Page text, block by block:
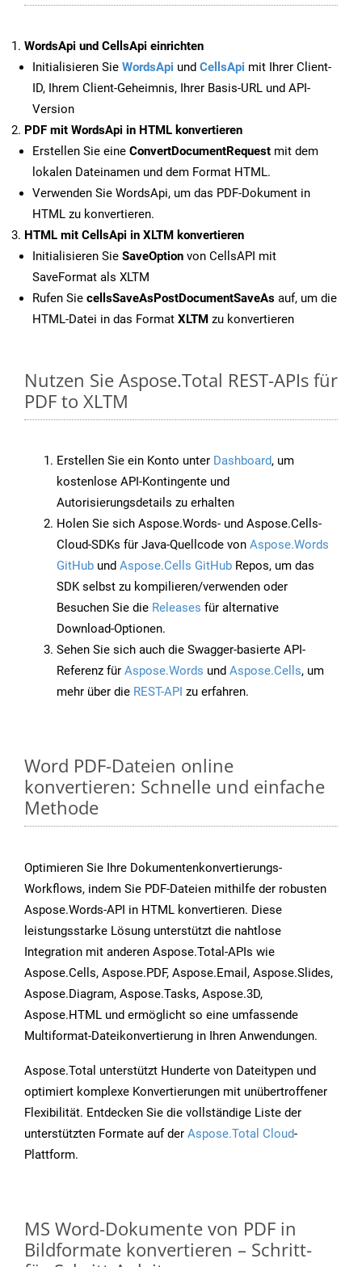
WordsApi und CellsApi einrichten
Initialisieren Sie WordsApi und CellsApi mit Ihrer Client-
ID, Ihrem Client-Geheimnis, Ihrer Basis-URL und API-
Version
PDF mit WordsApi in HTML konvertieren
Erstellen Sie eine ConvertDocumentRequest mit dem
lokalen Dateinamen und dem Format HTML.
Verwenden Sie WordsApi, um das PDF-Dokument in
HTML zu konvertieren.
HTML mit CellsApi in XLTM konvertieren
Initialisieren Sie SaveOption von CellsAPI mit
SaveFormat als XLTM
Rufen Sie cellsSaveAsPostDocumentSaveAs auf, um die
HTML-Datei in das Format XLTM zu konvertieren
Nutzen Sie Aspose.Total REST-APIs für
PDF to XLTM
Erstellen Sie ein Konto unter Dashboard, um
kostenlose API-Kontingente und
Autorisierungsdetails zu erhalten
Holen Sie sich Aspose.Words- und Aspose.Cells-
Cloud-SDKs für Java-Quellcode von Aspose.Words
GitHub und Aspose.Cells GitHub Repos, um das
SDK selbst zu kompilieren/verwenden oder
Besuchen Sie die Releases für alternative
Download-Optionen.
Sehen Sie sich auch die Swagger-basierte API-
Referenz für Aspose.Words und Aspose.Cells, um
mehr über die REST-API zu erfahren.
Word PDF-Dateien online
konvertieren: Schnelle und einfache
Methode
Optimieren Sie Ihre Dokumentenkonvertierungs-
Workflows, indem Sie PDF-Dateien mithilfe der robusten
Aspose.Words-API in HTML konvertieren. Diese
leistungsstarke Lösung unterstützt die nahtlose
Integration mit anderen Aspose.Total-APIs wie
Aspose.Cells, Aspose.PDF, Aspose.Email, Aspose.Slides,
Aspose.Diagram, Aspose.Tasks, Aspose.3D,
Aspose.HTML und ermöglicht so eine umfassende
Multiformat-Dateikonvertierung in Ihren Anwendungen.
Aspose.Total unterstützt Hunderte von Dateitypen und
optimiert komplexe Konvertierungen mit unübertroffener
Flexibilität. Entdecken Sie die vollständige Liste der
unterstützten Formate auf der Aspose.Total Cloud-
Plattform.
MS Word-Dokumente von PDF in
Bildformate konvertieren – Schritt-